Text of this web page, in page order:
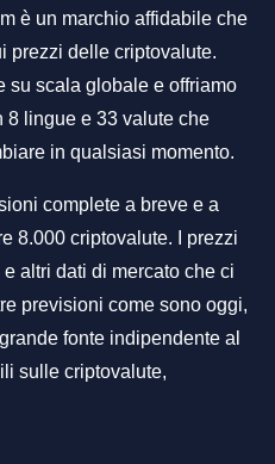
è un marchio affidabile che
prezzi delle criptovalute.
su scala globale e offriamo
8 lingue e 33 valute che
in qualsiasi momento.
complete a breve e a
8.000 criptovalute. I prezzi
altri dati di mercato che ci
previsioni come sono oggi,
fonte indipendente al
sulle criptovalute,